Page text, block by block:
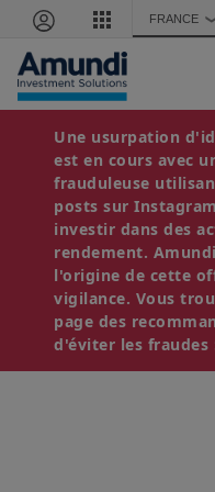
Aller au contenuFRANCE
Une usurpation
est en cours avec
frauduleuse
posts sur
investir dans des
rendement.
l'origine de cette
vigilance. Vous
page des
d'éviter les fraudes